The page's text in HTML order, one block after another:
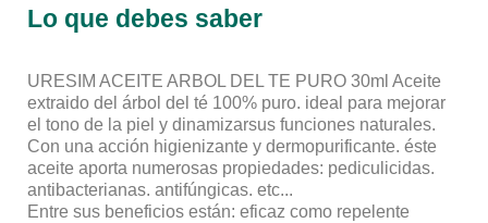
Lo que debes saber
URESIM ACEITE ARBOL DEL TE PURO 30ml Aceite
extraido del árbol del té 100% puro. ideal para mejorar
el tono de la piel y dinamizarsus funciones naturales.
Con una acción higienizante y dermopurificante. éste
aceite aporta numerosas propiedades: pediculicidas.
antibacterianas. antifúngicas. etc...
Entre sus beneficios están: eficaz como repelente